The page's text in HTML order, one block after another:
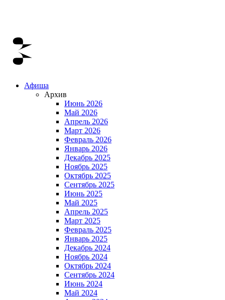
Афиша
Архив
Июнь 2026
Май 2026
Апрель 2026
Март 2026
Февраль 2026
Январь 2026
Декабрь 2025
Ноябрь 2025
Октябрь 2025
Сентябрь 2025
Июнь 2025
Май 2025
Апрель 2025
Март 2025
Февраль 2025
Январь 2025
Декабрь 2024
Ноябрь 2024
Октябрь 2024
Сентябрь 2024
Июнь 2024
Май 2024